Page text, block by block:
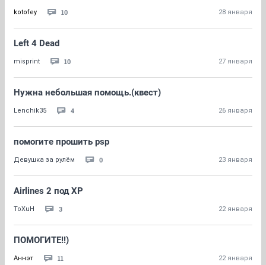
kotofey 10 28 января
Left 4 Dead
misprint 10 27 января
Нужна небольшая помощь.(квест)
Lenchik35 4 26 января
помогите прошить psp
Девушка за рулём 0 23 января
Airlines 2 под XP
ToXuH 3 22 января
ПОМОГИТЕ!!)
Аннэт 11 22 января